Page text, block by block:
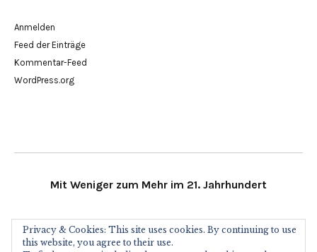
Anmelden
Feed der Einträge
Kommentar-Feed
WordPress.org
Mit Weniger zum Mehr im 21. Jahrhundert
Minimalismus21 im Social Web
Privacy & Cookies: This site uses cookies. By continuing to use
this website, you agree to their use.